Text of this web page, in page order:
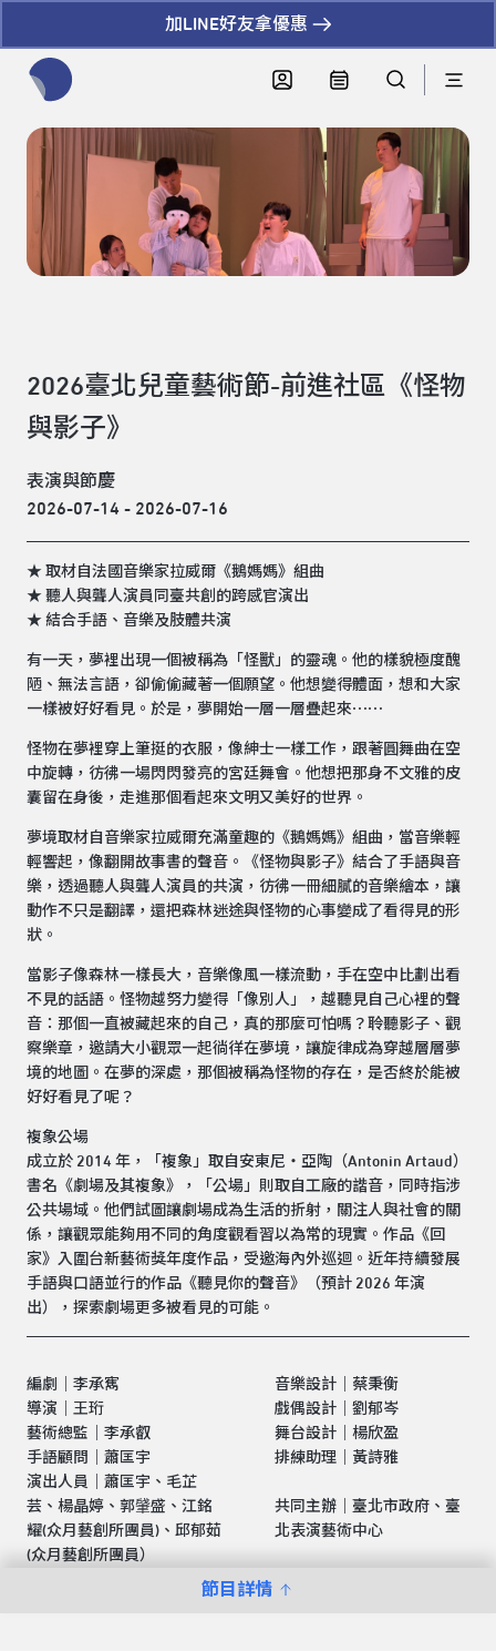
加LINE好友拿優惠
節目詳情
2026臺北兒童藝術節-前進社區《怪物
與影子》
表演與節慶
2026-07-14 - 2026-07-16
★ 取材自法國音樂家拉威爾《鵝媽媽》組曲
★ 聽人與聾人演員同臺共創的跨感官演出
★ 結合手語、音樂及肢體共演
有一天，夢裡出現一個被稱為「怪獸」的靈魂。他的樣貌極度醜
陋、無法言語，卻偷偷藏著一個願望。他想變得體面，想和大家
一樣被好好看見。於是，夢開始一層一層疊起來⋯⋯
怪物在夢裡穿上筆挺的衣服，像紳士一樣工作，跟著圓舞曲在空
中旋轉，彷彿一場閃閃發亮的宮廷舞會。他想把那身不文雅的皮
囊留在身後，走進那個看起來文明又美好的世界。
夢境取材自音樂家拉威爾充滿童趣的《鵝媽媽》組曲，當音樂輕
輕響起，像翻開故事書的聲音。《怪物與影子》結合了手語與音
樂，透過聽人與聾人演員的共演，彷彿一冊細膩的音樂繪本，讓
動作不只是翻譯，還把森林迷途與怪物的心事變成了看得見的形
狀。
當影子像森林一樣長大，音樂像風一樣流動，手在空中比劃出看
不見的話語。怪物越努力變得「像別人」，越聽見自己心裡的聲
音：那個一直被藏起來的自己，真的那麼可怕嗎？聆聽影子、觀
察樂章，邀請大小觀眾一起徜徉在夢境，讓旋律成為穿越層層夢
境的地圖。在夢的深處，那個被稱為怪物的存在，是否終於能被
好好看見了呢？
複象公場
成立於 2014 年，「複象」取自安東尼・亞陶（Antonin Artaud）
書名《劇場及其複象》，「公場」則取自工廠的諧音，同時指涉
公共場域。他們試圖讓劇場成為生活的折射，關注人與社會的關
係，讓觀眾能夠用不同的角度觀看習以為常的現實。作品《回
家》入圍台新藝術獎年度作品，受邀海內外巡迴。近年持續發展
手語與口語並行的作品《聽見你的聲音》（預計 2026 年演
出），探索劇場更多被看見的可能。
編劇｜李承寯
導演｜王珩
藝術總監｜李承叡
手語顧問｜蕭匡宇
演出人員｜蕭匡宇、毛芷
芸、楊晶婷、郭肈盛、江銘
耀(众月藝創所團員)、邱郁茹
(众月藝創所團員）
音樂設計｜蔡秉衡
戲偶設計｜劉郁岑
舞台設計｜楊欣盈
排練助理｜黃詩雅
共同主辦｜臺北市政府、臺
北表演藝術中心